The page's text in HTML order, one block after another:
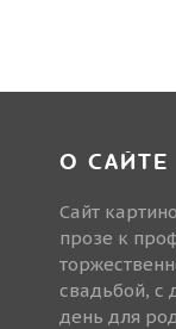
О САЙТЕ
Сайт
прозе к
свадьбой, с
день для